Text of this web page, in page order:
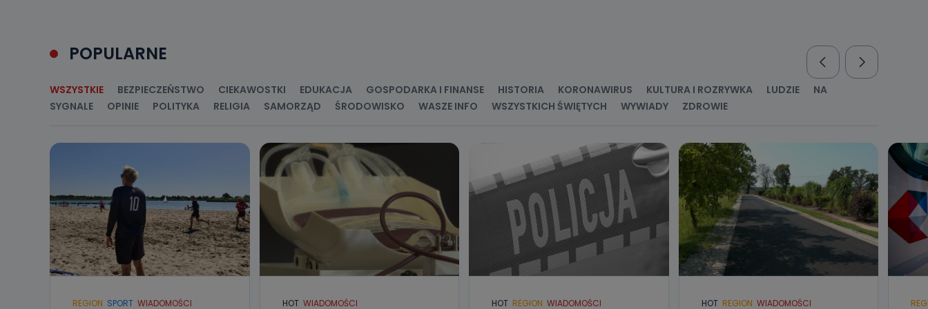
POPULARNE
WSZYSTKIE BEZPIECZEŃSTWO CIEKAWOSTKI EDUKACJA GOSPODARKA I FINANSE HISTORIA KORONAWIRUS KULTURA I ROZRYWKA LUDZIE
NA
SYGNALE
OPINIE POLITYKA RELIGIA SAMORZĄD ŚRODOWISKO WASZE INFO WSZYSTKICH ŚWIĘTYCH WYWIADY ZDROWIE
REGION SPORT WIADOMOŚCI HOT WIADOMOŚCI HOT REGION WIADOMOŚCI HOT REGION WIADOMOŚCI